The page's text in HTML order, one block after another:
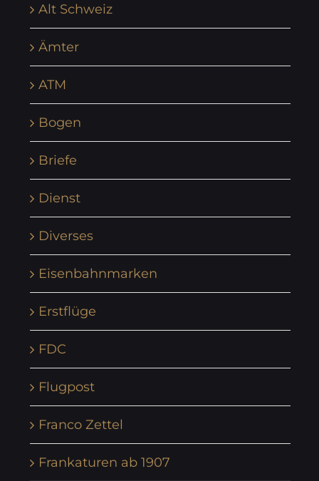
Alt Schweiz
Ämter
ATM
Bogen
Briefe
Dienst
Diverses
Eisenbahnmarken
Erstflüge
FDC
Flugpost
Franco Zettel
Frankaturen ab 1907